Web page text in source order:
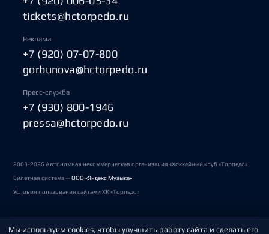
tickets@hctorpedo.ru
Реклама
+7 (920) 07-07-800
gorbunova@hctorpedo.ru
Пресс-служба
+7 (930) 800-1946
pressa@hctorpedo.ru
2003-2026 Автономная некоммерческая организация «Хоккейный клуб «Торпедо»
Билетная система —ООО «Яндекс Музыка»
Условия пользования сайтами ХК «Торпедо»
Политика обработки персональных данных
Мы используем cookies, чтобы улучшить работу сайта и сделать его